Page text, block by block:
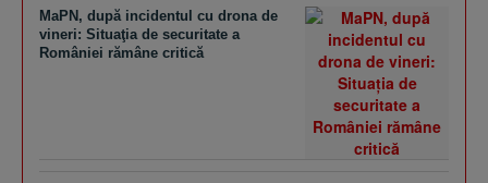
MaPN, după incidentul cu drona de
vineri: Situaţia de securitate a
României rămâne critică